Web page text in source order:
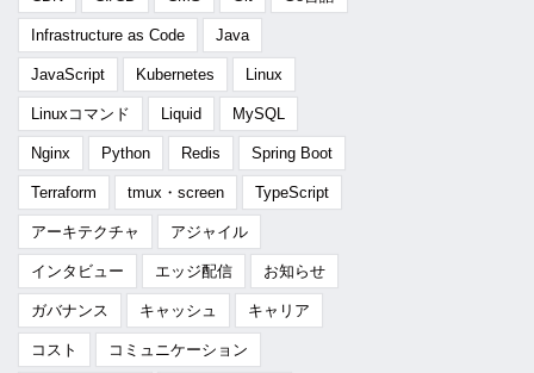
Infrastructure as Code Java
JavaScript Kubernetes Linux
Linuxコマンド Liquid MySQL
Nginx Python Redis Spring Boot
Terraform tmux・screen TypeScript
アーキテクチャ アジャイル
インタビュー エッジ配信 お知らせ
ガバナンス キャッシュ キャリア
コスト コミュニケーション